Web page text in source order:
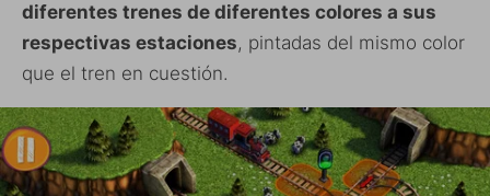
diferentes trenes de diferentes colores a sus
respectivas estaciones, pintadas del mismo color
que el tren en cuestión.